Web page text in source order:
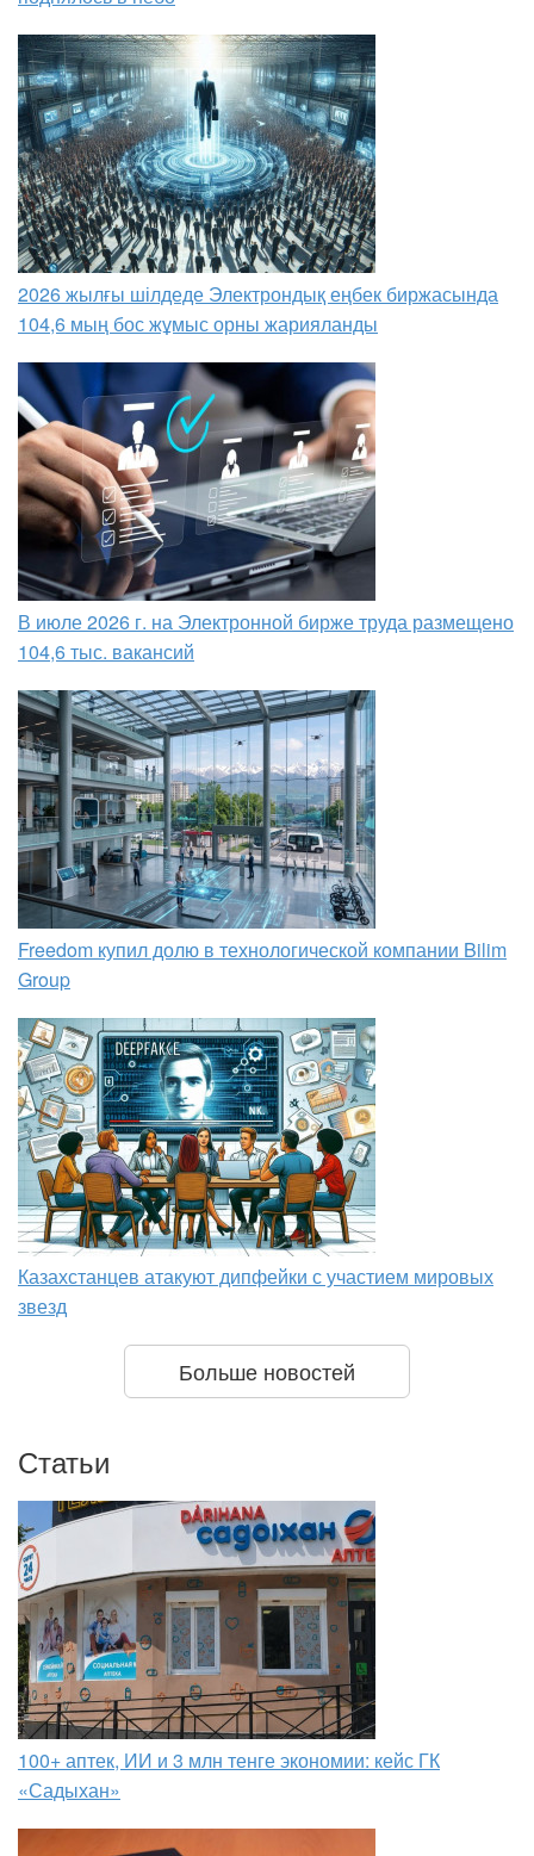
2026 жылғы шілдеде Электрондық еңбек биржасында
104,6 мың бос жұмыс орны жарияланды
В июле 2026 г. на Электронной бирже труда размещено
104,6 тыс. вакансий
Freedom купил долю в технологической компании Bilim
Group
Казахстанцев атакуют дипфейки с участием мировых
звезд
Больше новостей
Статьи
100+ аптек, ИИ и 3 млн тенге экономии: кейс ГК
«Садыхан»